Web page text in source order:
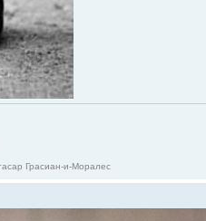
Грасиан-и-Моралес